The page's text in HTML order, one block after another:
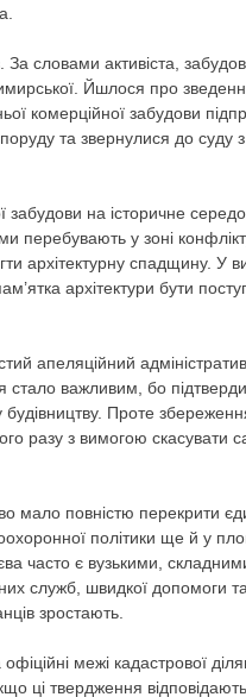
За словами активіста,
Йшлося про
забудови
та звернулися до суду
забудови на історичне
перебувають у зоні
архітектурну спадщину. У
архітектури бути
апеляційний
важливим, бо
Проте
разу з вимогою скасувати
повністю перекрити
політики ще й у
часто є вузькими,
служб, швидкої допомоги
зростають.
межі кадастрової
ці твердження